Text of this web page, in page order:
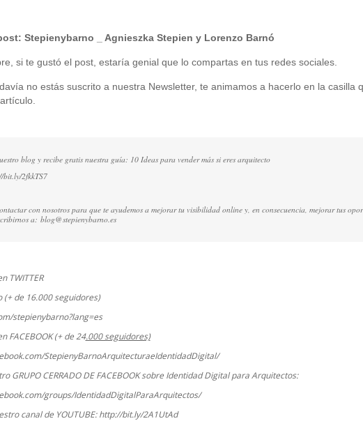
Stepienybarno _ Agnieszka Stepien y Lorenzo Barnó
si te gustó el post, estaría genial que lo compartas en tus redes sociales.
no estás suscrito a nuestra Newsletter, te animamos a hacerlo en la casilla
blog y recibe gratis nuestra guía: 10 Ideas para vender más si eres arquitecto
bit.ly/2fkkTS7
con nosotros para que te ayudemos a mejorar tu visibilidad online y, en consecuencia, mejorar tus
a: blog@stepienybarno.es
TWITTER
(+ de 16.000 seguidores)
stepienybarno?lang=es
FACEBOOK (+ de 24.000 seguidores)
StepienyBarnoArquitecturaeIdentidadDigital/
GRUPO CERRADO DE FACEBOOK sobre Identidad Digital para Arquitectos:
groups/IdentidadDigitalParaArquitectos/
canal de YOUTUBE:http://bit.ly/2A1UtAd